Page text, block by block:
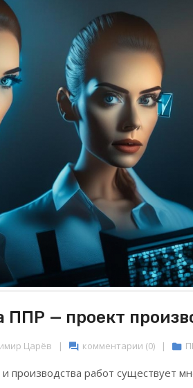
ППР — проект
Царёв | комментарии (0) |
производства работ существует